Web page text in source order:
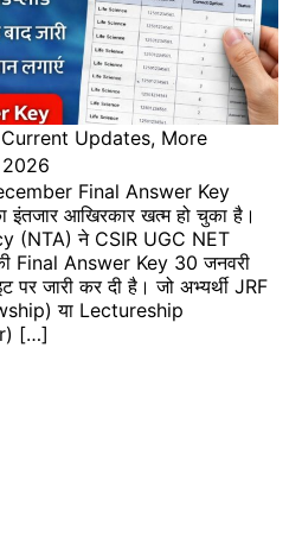
Current Updates, More
Final Answer Key
इंतजार आखिरकार खत्म हो चुका है।
(NTA) ने CSIR UGC NET
Final Answer Key 30 जनवरी
जारी कर दी है। जो अभ्यर्थी JRF
या Lectureship
[…]